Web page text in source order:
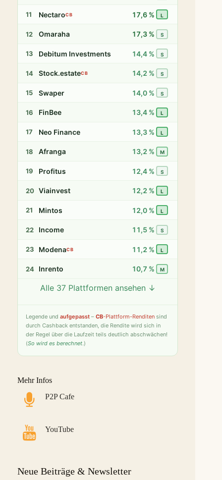
11 NectaroCB 17,6 % L
12 Omaraha 17,3 % S
13 Debitum Investments 14,4 % S
14 Stock.estateCB 14,2 % S
15 Swaper 14,0 % S
16 FinBee 13,4 % L
17 Neo Finance 13,3 % L
18 Afranga 13,2 % M
19 Profitus 12,4 % S
20 Viainvest 12,2 % L
21 Mintos 12,0 % L
22 Income 11,5 % S
23 ModenaCB 11,2 % L
24 Inrento 10,7 % M
Twino 9,8 %
27 PeerBerry 9,2 % S
28 Bondster
31
32 Savy
Alle 37 Plattformen ansehen ↓
Legende und aufgepasst – CB-Plattform-Renditen sind
durch Cashback entstanden, die Rendite wird sich in
der Regel über die Laufzeit teils deutlich abschwächen!
(So wird es berechnet.)
Mehr Infos
P2P Cafe
YouTube
Neue Beiträge & Newsletter